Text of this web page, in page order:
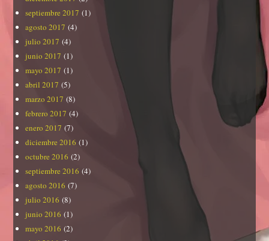
septiembre 2017 (1)
agosto 2017 (4)
julio 2017 (4)
junio 2017 (1)
mayo 2017 (1)
abril 2017 (5)
marzo 2017 (8)
febrero 2017 (4)
enero 2017 (7)
diciembre 2016 (1)
octubre 2016 (2)
septiembre 2016 (4)
agosto 2016 (7)
julio 2016 (8)
junio 2016 (1)
mayo 2016 (2)